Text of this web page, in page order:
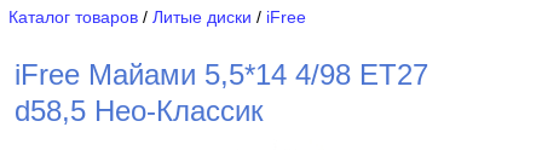
Каталог товаров / Литые диски / iFree
iFree Майами 5,5*14 4/98 ET27
d58,5 Нео-Классик